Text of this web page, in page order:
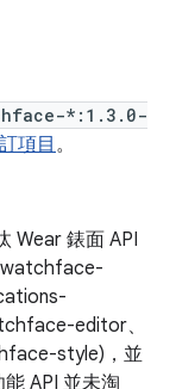
*:1.3.0-
項目 。
Wear 錶面 API
editor、
style)，並
API 並未淘